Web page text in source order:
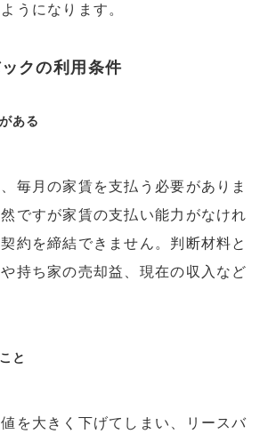
うになります。
クの利用条件
ある
毎月の家賃を支払う必要がありま
ですが家賃の支払い能力がなけれ
約を締結できません。判断材料と
持ち家の売却益、現在の収入など
と
を大きく下げてしまい、リースバ